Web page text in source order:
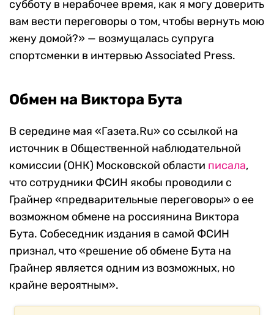
субботу в нерабочее время, как я могу доверить
вам вести переговоры о том, чтобы вернуть мою
жену домой?» — возмущалась супруга
спортсменки в интервью Associated Press.
Обмен на Виктора Бута
В середине мая «Газета.Ru» со ссылкой на
источник в Общественной наблюдательной
комиссии (ОНК) Московской области писала,
что сотрудники ФСИН якобы проводили с
Грайнер «предварительные переговоры» о ее
возможном обмене на россиянина Виктора
Бута. Собеседник издания в самой ФСИН
признал, что «решение об обмене Бута на
Грайнер является одним из возможных, но
крайне вероятным».